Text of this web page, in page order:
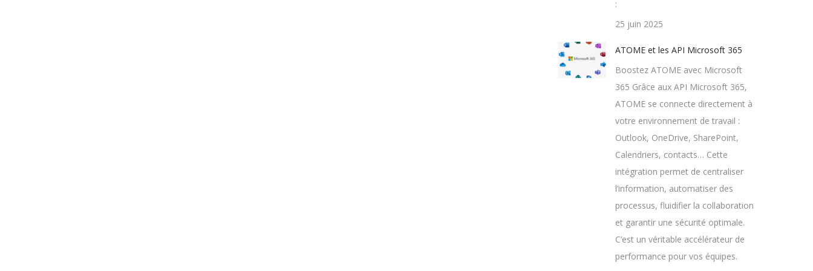
:
25 juin 2025
ATOME et les API Microsoft 365
Boostez ATOME avec Microsoft
365 Grâce aux API Microsoft 365,
ATOME se connecte directement à
votre environnement de travail :
Outlook, OneDrive, SharePoint,
Calendriers, contacts… Cette
intégration permet de centraliser
l’information, automatiser des
processus, fluidifier la collaboration
et garantir une sécurité optimale.
C’est un véritable accélérateur de
performance pour vos équipes.